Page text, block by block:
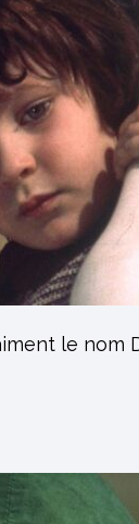
le nom